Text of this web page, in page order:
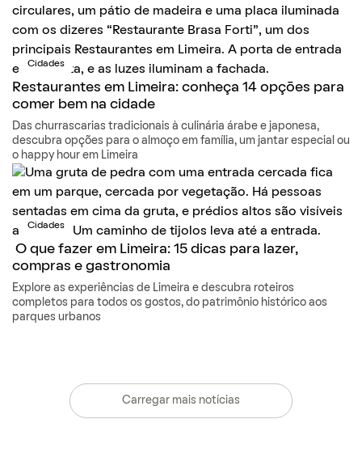
Cidades
Restaurantes em Limeira: conheça 14 opções para
comer bem na cidade
Das churrascarias tradicionais à culinária árabe e japonesa,
descubra opções para o almoço em família, um jantar especial ou
o happy hour em Limeira
Cidades
O que fazer em Limeira: 15 dicas para lazer,
compras e gastronomia
Explore as experiências de Limeira e descubra roteiros
completos para todos os gostos, do patrimônio histórico aos
parques urbanos
Carregar mais notícias